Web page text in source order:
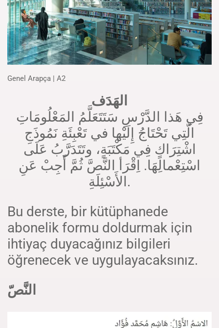
Genel Arapça | A2
الهَدَف
فِي هَذا الدَّرْسِ سَتَتَعَلَّمُ المَعْلُومَاتِ
الّتِي تَحْتَاجُ إِلَيْها في تَعْبِئَةِ نَمُوذَجِ
اشْتِرَاكٍ فِي مَكْتَبَةٍ، وتَتَدَرَّبُ عَلَى
اسْتِعْمالِهَا. اِقْرَأ النَّصَّ ثُمَّ أَجِبْ عَنِ
الأَسْئِلَةِ.
Bu derste, bir kütüphanede
abonelik formu doldurmak için
ihtiyaç duyacağınız bilgileri
öğrenecek ve uygulayacaksınız.
النَّصّ